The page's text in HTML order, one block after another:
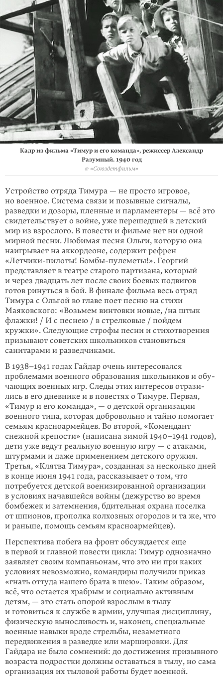
Кадр из фильма «Тимур и его команда», режиссер Александр
Разумный. 1940 год
© «Союздетфильм»
Устройство отряда Тимура — не про­сто игровое,
но военное. Система связи и позывные сигналы,
разведки и дозоры, пленные и парламентеры — всё это
свидетельствует о войне, уже перешедшей в детский
мир из взрослого. В пове­сти и фильме нет ни одной
мирной песни. Любимая песня Ольги, которую она
наигрывает на аккордеоне, содержит рефрен
«Летчики-пилоты! Бомбы-пуле­меты!». Георгий
представляет в театре старого партизана, который
и через два­дцать лет после своих боевых подвигов
готов ринуться в бой. В финале фильма весь отряд
Тимура с Ольгой во главе поет песню на стихи
Маяковского: «Возь­мем винтовки новые, /на штык
флажки! / И с песнею / в стрелковые / пойдем
кружки». Следующие строфы песни и стихотворения
призывают советских школьников становиться
санитарами и разведчиками.
В 1938–1941 годах Гайдар очень интересовался
проблемами военного образо­вания школьников и обу­
чаю­щих военных игр. Следы этих интересов отрази­
лись в его дневнике и в повестях о Тимуре. Первая,
«Тимур и его команда», — о детской организации
военного типа, которая добровольно и тайно помогает
семьям красноармейцев. Во второй, «Комендант
снежной крепости» (написана зимой 1940–1941 годов),
дети уже ведут реальную военную игру — с атаками,
штурмами и даже применением детского оружия.
Третья, «Клятва Тимура», созданная за несколько дней
в конце июня 1941 года, рассказывает о том, что
потребуется детской военизиро­ванной организации
в условиях начавшейся войны (дежурство во время
бомбежек и затемнения, бдительная охрана посел­ка
от шпионов, прополка колхозных огородов и та же, что
и раньше, помощь семьям красноармейцев).
Перспектива побега на фронт обсуждается еще
в первой и главной повести цикла: Тимур однозначно
заявляет своим компаньонам, что это ни при каких
условиях невозможно, командиры получили приказ
«гнать оттуда нашего бра­та в шею». Таким образом,
всё, что остается храбрым и социально активным
детям, — это стать опорой взрослым в тылу
и готовиться к службе в армии, улучшая дисциплину,
физическую выносливость и, наконец, специаль­ные
военные навыки вроде стрельбы, незаметного
передвижения в разведке или маршировки. Для
Гайдара не было сомнений: до достижения призывного
воз­раста подростки должны оставаться в тылу, но сама
организация их тыловой работы будет военной.